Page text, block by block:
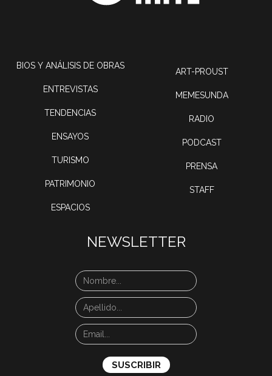
BIOS Y ANÁLISIS DE OBRAS
ENTREVISTAS
TENDENCIAS
ENSAYOS
TURISMO
PATRIMONIO
ESPACIOS
ART-PROUST
MEMESUNDA
RADIO
PODCAST
PRENSA
STAFF
NEWSLETTER